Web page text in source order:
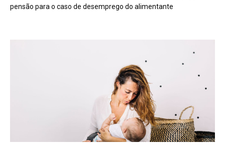
pensão para o caso de desemprego do alimentante